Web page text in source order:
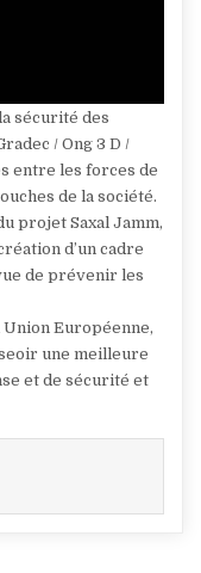
sécurité des
/ Ong 3 D /
entre les forces de
de la société.
projet Saxal Jamm,
d’un cadre
de prévenir les
Européenne,
une meilleure
et de sécurité et